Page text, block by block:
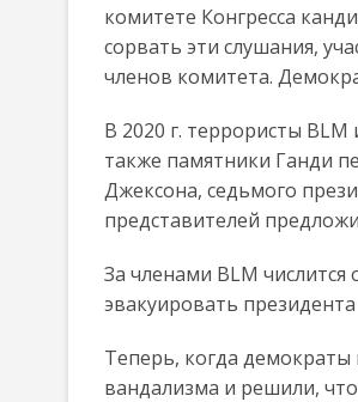
комитете Конгресса
сорвать эти слушания,
членов комитета.
В 2020 г. террористы
также памятники Ганди
Джексона, седьмого
представителей
За членами BLM
эвакуировать
Теперь, когда демократы
вандализма и решили,